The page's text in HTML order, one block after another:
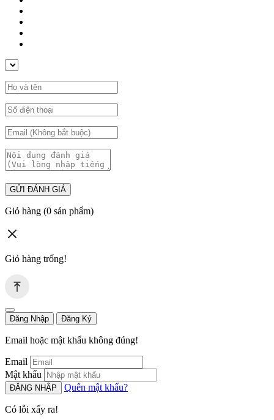
GỬI ĐÁNH GIÁ
Giỏ hàng (0 sản phẩm)
Giỏ hàng trống!
Đăng Nhập Đăng Ký
Email hoặc mật khẩu không đúng!
Email
Mật khẩu
ĐĂNG NHẬP Quên mật khẩu?
Có lỗi xẩy ra!